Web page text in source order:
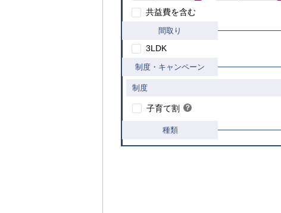
共益費を含む
間取り
3LDK
制度・キャンペーン
制度
子育て割 ？
【ご入居要件あり】子育て世帯や新婚世帯
の方限定
種類